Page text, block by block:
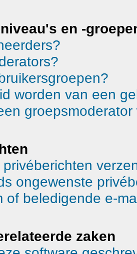
en -
worden van een
groepsmoderator
ongewenste
of beledigende e-
zaken